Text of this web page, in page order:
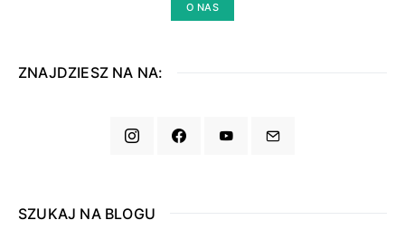
O NAS
ZNAJDZIESZ NA NA:
SZUKAJ NA BLOGU